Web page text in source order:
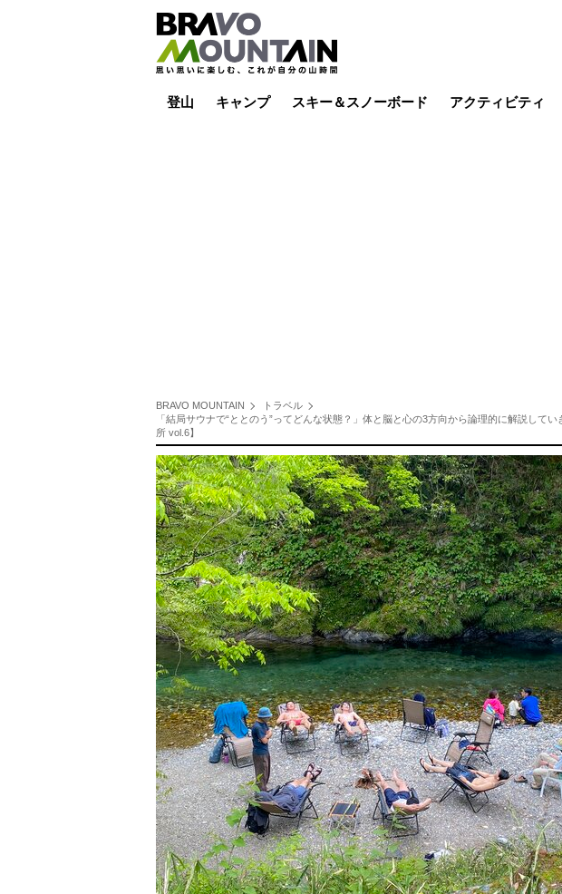
登山 キャンプ スキー＆スノーボード アクティビティ
BRAVO MOUNTAIN
トラベル
「結局サウナで“ととのう”ってどんな状態？」体と脳と心の3方向から論理的に解説して
所 vol.6】